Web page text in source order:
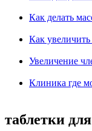
Как делать
Как увеличить
Увеличение
Клиника где
таблетки